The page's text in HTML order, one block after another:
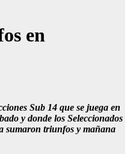
en
Sub 14 que se juega en
y donde los Seleccionados
sumaron triunfos y mañana